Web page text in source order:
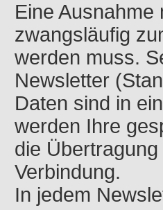
Eine
zwangsläufig
werden muss.
Newsletter
Daten sind in
werden Ihre
die
Verbindung.
In jedem